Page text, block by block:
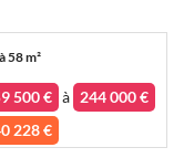
58 m²
500 € à 244 000 €
228 €